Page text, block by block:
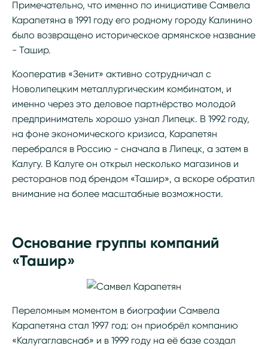
Примечательно, что именно по инициативе Самвела
Карапетяна в 1991 году его родному городу Калинино
было возвращено историческое армянское название
- Ташир.
Кооператив «Зенит» активно сотрудничал с
Новолипецким металлургическим комбинатом, и
именно через это деловое партнёрство молодой
предприниматель хорошо узнал Липецк. В 1992 году,
на фоне экономического кризиса, Карапетян
перебрался в Россию - сначала в Липецк, а затем в
Калугу. В Калуге он открыл несколько магазинов и
ресторанов под брендом «Ташир», а вскоре обратил
внимание на более масштабные возможности.
Основание группы компаний
«Ташир»
Переломным моментом в биографии Самвела
Карапетяна стал 1997 год: он приобрёл компанию
«Калугаглавснаб» и в 1999 году на её базе создал